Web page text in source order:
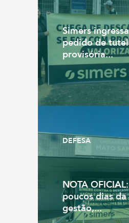
Simers
pedido de
provisória...
DEFESA
NOTA
poucos dias
gestão,...